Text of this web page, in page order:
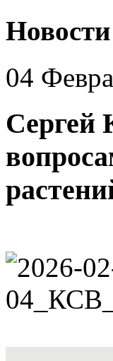
Новости
04
Сергей